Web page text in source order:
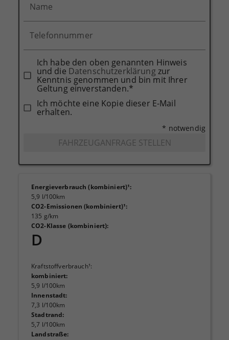
Name
Telefonnummer
Ich habe den oben genannten Hinweis
und die Datenschutzerklärung zur
Kenntnis genommen und bin mit Ihrer
Geltung einverstanden.*
Ich möchte eine Kopie dieser E-Mail
erhalten.
* notwendig
FAHRZEUGANFRAGE STELLEN
Energieverbrauch (kombiniert)¹:
5,9 l/100km
CO2-Emissionen (kombiniert)¹:
135 g/km
CO2-Klasse (kombiniert):
D
Kraftstoffverbrauch¹:
kombiniert:
5,9 l/100km
Innenstadt:
7,3 l/100km
Stadtrand:
5,7 l/100km
Landstraße: